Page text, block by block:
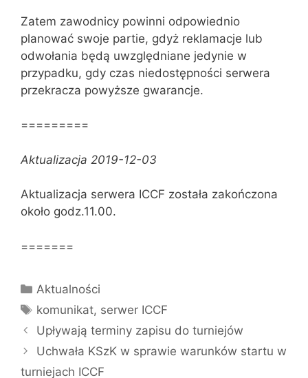
Zatem zawodnicy powinni odpowiednio
planować swoje partie, gdyż reklamacje lub
odwołania będą uwzględniane jedynie w
przypadku, gdy czas niedostępności serwera
przekracza powyższe gwarancje.
=========
Aktualizacja 2019-12-03
Aktualizacja serwera ICCF została zakończona
około godz.11.00.
=======
Kategorie
Aktualności
Tagi
komunikat, serwer ICCF
Upływają terminy zapisu do turniejów
Uchwała KSzK w sprawie warunków startu w
turniejach ICCF